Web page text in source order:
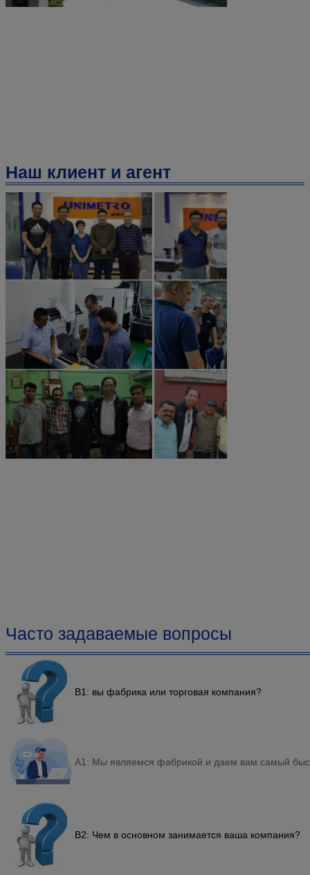
Наш клиент и агент
Часто задаваемые вопросы
В1: вы фабрика или торговая компания?
A1: Мы являемся фабрикой и даем вам самый
В2: Чем в основном занимается ваша компания?